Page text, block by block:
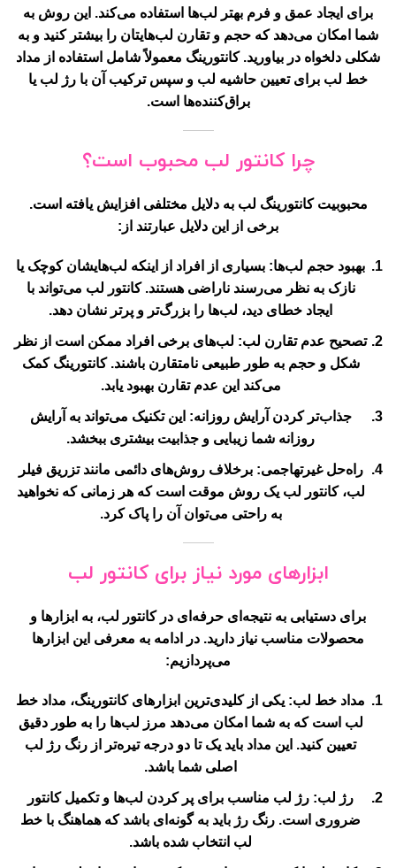
برای ایجاد عمق و فرم بهتر لب‌ها استفاده می‌کند. این روش به
شما امکان می‌دهد که حجم و تقارن لب‌هایتان را بیشتر کنید و به
شکلی دلخواه در بیاورید. کانتورینگ معمولاً شامل استفاده از مداد
خط لب برای تعیین حاشیه لب و سپس ترکیب آن با رژ لب یا
براق‌کننده‌ها است.
چرا کانتور لب محبوب است؟
محبوبیت کانتورینگ لب به دلایل مختلفی افزایش یافته است.
برخی از این دلایل عبارتند از:
بهبود حجم لب‌ها: بسیاری از افراد از اینکه لب‌هایشان کوچک یا
نازک به نظر می‌رسند ناراضی هستند. کانتور لب می‌تواند با
ایجاد خطای دید، لب‌ها را بزرگ‌تر و پرتر نشان دهد.
تصحیح عدم تقارن لب: لب‌های برخی افراد ممکن است از نظر
شکل و حجم به طور طبیعی نامتقارن باشند. کانتورینگ کمک
می‌کند این عدم تقارن بهبود یابد.
جذاب‌تر کردن آرایش روزانه: این تکنیک می‌تواند به آرایش
روزانه شما زیبایی و جذابیت بیشتری ببخشد.
راه‌حل غیرتهاجمی: برخلاف روش‌های دائمی مانند تزریق فیلر
لب، کانتور لب یک روش موقت است که هر زمانی که نخواهید
به راحتی می‌توان آن را پاک کرد.
ابزارهای مورد نیاز برای کانتور لب
برای دستیابی به نتیجه‌ای حرفه‌ای در کانتور لب، به ابزارها و
محصولات مناسب نیاز دارید. در ادامه به معرفی این ابزارها
می‌پردازیم:
مداد خط لب: یکی از کلیدی‌ترین ابزارهای کانتورینگ، مداد خط
لب است که به شما امکان می‌دهد مرز لب‌ها را به طور دقیق
تعیین کنید. این مداد باید یک تا دو درجه تیره‌تر از رنگ رژ لب
اصلی شما باشد.
رژ لب: رژ لب مناسب برای پر کردن لب‌ها و تکمیل کانتور
ضروری است. رنگ رژ باید به گونه‌ای باشد که هماهنگ با خط
لب انتخاب شده باشد.